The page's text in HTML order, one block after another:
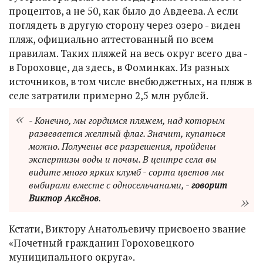
процентов, а не 50, как было до Авдеева. А если
поглядеть в другую сторону через озеро - виден
пляж, официально аттестованный по всем
правилам. Таких пляжей на весь округ всего два -
в Гороховце, да здесь, в Фоминках. Из разных
источников, в том числе внебюджетных, на пляж в
селе затратили примерно 2,5 млн рублей.
- Конечно, мы гордимся пляжем, над которым
развевается желтый флаг. Значит, купаться
можно. Получены все разрешения, пройдены
экспертизы воды и почвы. В центре села вы
видите много ярких клумб - сорта цветов мы
выбирали вместе с односельчанами, -говорит
Виктор Аксёнов.
Кстати, Виктору Анатольевичу присвоено звание
«Почетный гражданин Гороховецкого
муниципального округа».